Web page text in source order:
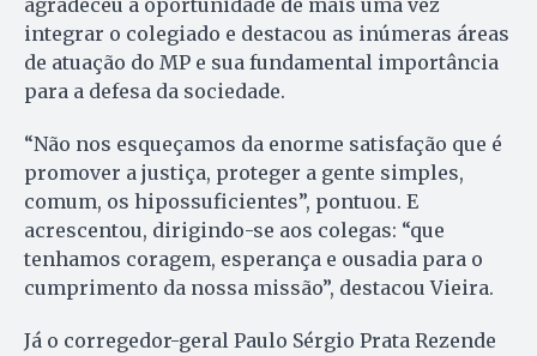
agradeceu a oportunidade de mais uma vez
integrar o colegiado e destacou as inúmeras áreas
de atuação do MP e sua fundamental importância
para a defesa da sociedade.
“Não nos esqueçamos da enorme satisfação que é
promover a justiça, proteger a gente simples,
comum, os hipossuficientes”, pontuou. E
acrescentou, dirigindo-se aos colegas: “que
tenhamos coragem, esperança e ousadia para o
cumprimento da nossa missão”, destacou Vieira.
Já o corregedor-geral Paulo Sérgio Prata Rezende